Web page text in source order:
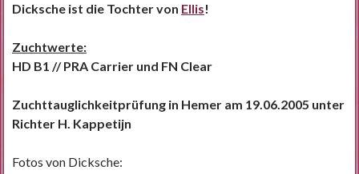
Dicksche ist die Tochter von Ellis!
Zuchtwerte:
HD B1 // PRA Carrier und FN Clear
Zuchttauglichkeitprüfung in Hemer am 19.06.2005 unter
Richter H. Kappetijn
Fotos von Dicksche: